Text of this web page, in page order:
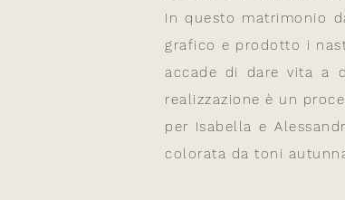
In questo matrimonio
grafico e prodotto i
accade di dare vita a
realizzazione è un
per Isabella e
colorata da toni